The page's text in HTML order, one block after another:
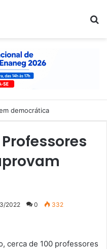
democrática
2022 0 332
cerca de 100 professores